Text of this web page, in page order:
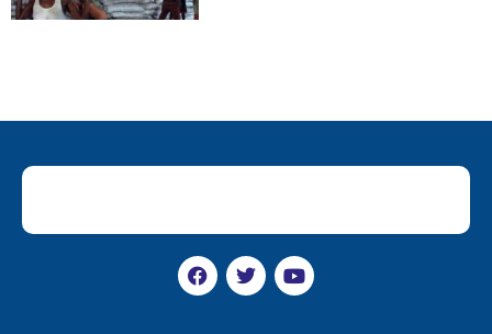
F
a
c
T
w
i
Y
o
u